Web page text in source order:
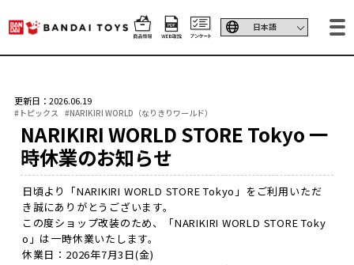
更新日：2026.06.19
#トピックス #NARIKIRI WORLD（なりきりワールド）
NARIKIRI WORLD STORE Tokyo 一
時休業のお知らせ
日頃より「NARIKIRI WORLD STORE Tokyo」をご利用いただ
き誠にありがとうございます。
この度ショップ改装のため、「NARIKIRI WORLD STORE Toky
o」は一時休業いたします。
休業日：2026年7月3日(金)